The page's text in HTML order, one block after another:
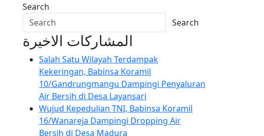
Search
Search
المشاركات الاخيرة
Salah Satu Wilayah Terdampak
Kekeringan, Babinsa Koramil
10/Gandrungmangu Dampingi Penyaluran
Air Bersih di Desa Layansari
Wujud Kepedulian TNI, Babinsa Koramil
16/Wanareja Dampingi Dropping Air
Bersih di Desa Madura